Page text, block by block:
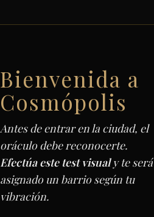
Bienvenida a
Cosmópolis
Antes de entrar en la ciudad, el
oráculo debe reconocerte.
Efectúa este test visualy te será
asignado un barrio según tu
vibración.